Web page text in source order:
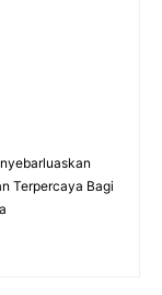
Terpercaya Bagi